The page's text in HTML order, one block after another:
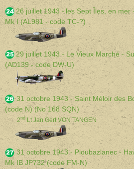
26 juillet 1943- les Sept Îles, en mer
Mk I (AL981 - code TC-?)
29 juillet 1943 - Le Vieux Marché -
(AD139 - code DW-U)
31 octobre 1943-Saint Méloir des
(code N) (No 168 SQN)
2nd Lt Jan Gert VON TANGEN
31 octobre1943- Ploubazlanec -
Mk IB JP732 (code FM-N)